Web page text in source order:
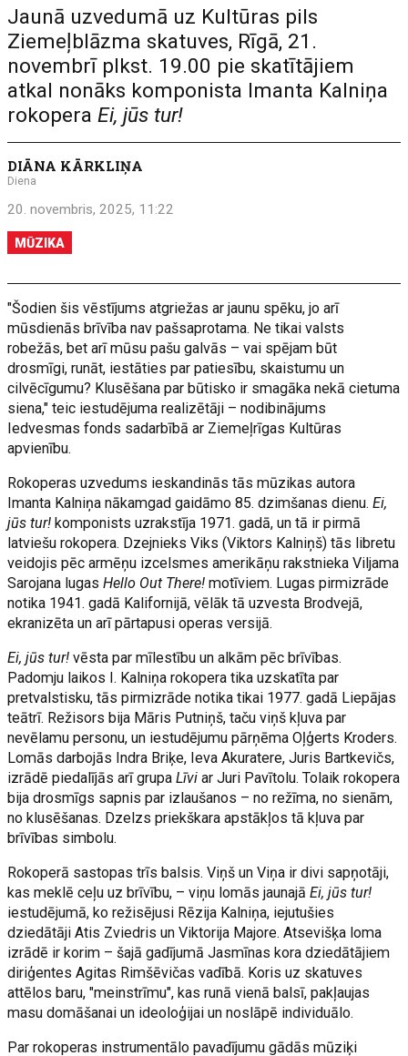
Jaunā uzvedumā uz Kultūras pils
Ziemeļblāzma skatuves, Rīgā, 21.
novembrī plkst. 19.00 pie skatītājiem
atkal nonāks komponista Imanta Kalniņa
rokoperaEi, jūs tur!
DIĀNA KĀRKLIŅA
Diena
20. novembris, 2025, 11:22
MŪZIKA
"Šodien šis vēstījums atgriežas ar jaunu spēku, jo arī
mūsdienās brīvība nav pašsaprotama. Ne tikai valsts
robežās, bet arī mūsu pašu galvās – vai spējam būt
drosmīgi, runāt, iestāties par patiesību, skaistumu un
cilvēcīgumu? Klusēšana par būtisko ir smagāka nekā cietuma
siena," teic iestudējuma realizētāji – nodibinājums
Iedvesmas fonds sadarbībā ar Ziemeļrīgas Kultūras
apvienību.
Rokoperas uzvedums ieskandinās tās mūzikas autora
Imanta Kalniņa nākamgad gaidāmo 85. dzimšanas dienu.Ei,
jūs tur! komponists uzrakstīja 1971. gadā, un tā ir pirmā
latviešu rokopera. Dzejnieks Viks (Viktors Kalniņš) tās libretu
veidojis pēc armēņu izcelsmes amerikāņu rakstnieka Viljama
Sarojana lugasHello Out There! motīviem. Lugas pirmizrāde
notika 1941. gadā Kalifornijā, vēlāk tā uzvesta Brodvejā,
ekranizēta un arī pārtapusi operas versijā.
Ei, jūs tur! vēsta par mīlestību un alkām pēc brīvības.
Padomju laikos I. Kalniņa rokopera tika uzskatīta par
pretvalstisku, tās pirmizrāde notika tikai 1977. gadā Liepājas
teātrī. Režisors bija Māris Putniņš, taču viņš kļuva par
nevēlamu personu, un iestudējumu pārņēma Oļģerts Kroders.
Lomās darbojās Indra Briķe, Ieva Akuratere, Juris Bartkevičs,
izrādē piedalījās arī grupaLīviar Juri Pavītolu. Tolaik rokopera
bija drosmīgs sapnis par izlaušanos – no režīma, no sienām,
no klusēšanas. Dzelzs priekškara apstākļos tā kļuva par
brīvības simbolu.
Rokoperā sastopas trīs balsis. Viņš un Viņa ir divi sapņotāji,
kas meklē ceļu uz brīvību, – viņu lomās jaunajāEi, jūs tur!
iestudējumā, ko režisējusi Rēzija Kalniņa, iejutušies
dziedātāji Atis Zviedris un Viktorija Majore. Atsevišķa loma
izrādē ir korim – šajā gadījumā Jasmīnas kora dziedātājiem
diriģentes Agitas Rimšēvičas vadībā. Koris uz skatuves
attēlos baru, "meinstrīmu", kas runā vienā balsī, pakļaujas
masu domāšanai un ideoloģijai un noslāpē individuālo.
Par rokoperas instrumentālo pavadījumu gādās mūziķi